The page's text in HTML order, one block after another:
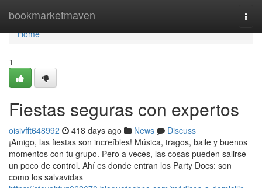
bookmarketmaven
Home
Home
1
Fiestas seguras con expertos
oisivfft648992 418 days ago News
Discuss
¡Amigo, las fiestas son increíbles! Música, tragos, baile y buenos
momentos con tu grupo. Pero a veces, las cosas pueden salirse
un poco de control. Ahí es donde entran los Party Docs: son
como los salvavidas